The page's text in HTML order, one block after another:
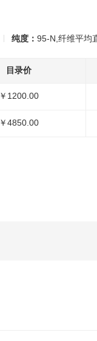
纯度： 95-N,纤维平均
目录价
￥1200.00
￥4850.00